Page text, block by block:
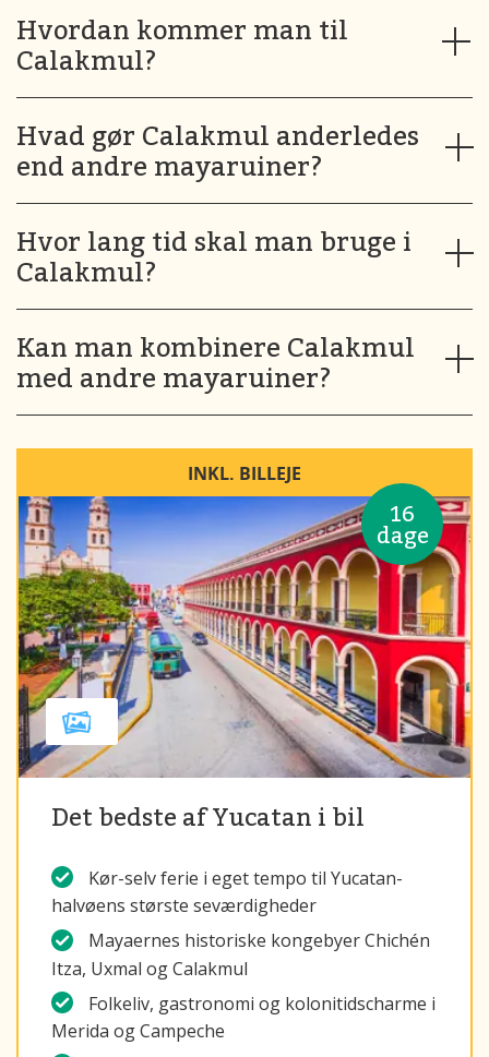
Hvordan kommer man til
Calakmul?
Hvad gør Calakmul anderledes
end andre mayaruiner?
Hvor lang tid skal man bruge i
Calakmul?
Kan man kombinere Calakmul
med andre mayaruiner?
16
dage
INKL. BILLEJE
Det bedste af Yucatan i bil
Kør-selv ferie i eget tempo til Yucatan-
halvøens største seværdigheder
Mayaernes historiske kongebyer Chichén
Itza, Uxmal og Calakmul
Folkeliv, gastronomi og kolonitidscharme i
Merida og Campeche